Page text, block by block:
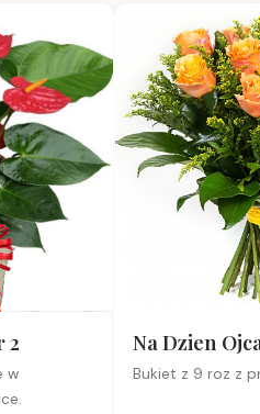
2
w
Na Dzien
Bukiet z 9 roz z